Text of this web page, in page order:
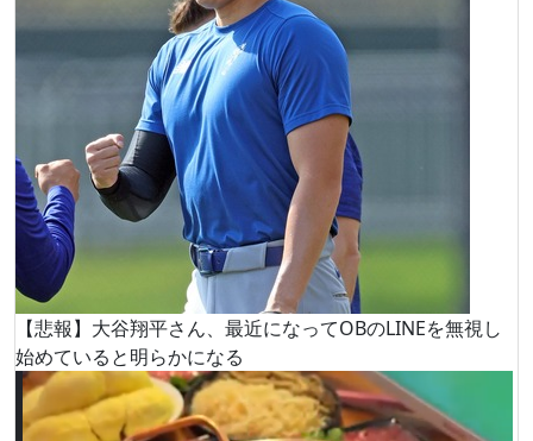
【悲報】大谷翔平さん、最近になってOBのLINEを無視し
始めていると明らかになる